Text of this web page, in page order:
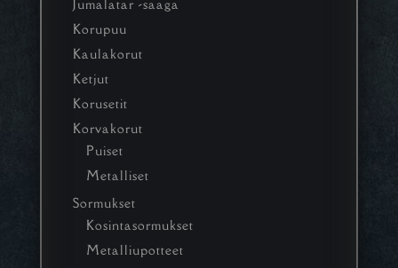
Jumalatar -saaga
Korupuu
Kaulakorut
Ketjut
Korusetit
Korvakorut
Puiset
Metalliset
Sormukset
Kosintasormukset
Metalliupotteet